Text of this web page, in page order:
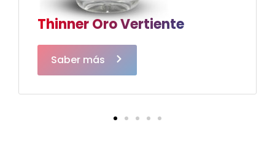
Thinner Oro Vertiente
Saber más